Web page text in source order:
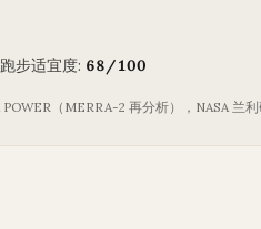
跑步适宜度: 68/100
（MERRA-2 再分析），NASA 兰